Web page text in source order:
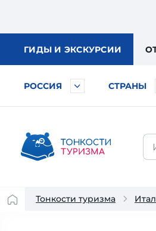
ГИДЫ И ЭКСКУРСИИ
РОССИЯ СТРАНЫ
Тонкости туризма